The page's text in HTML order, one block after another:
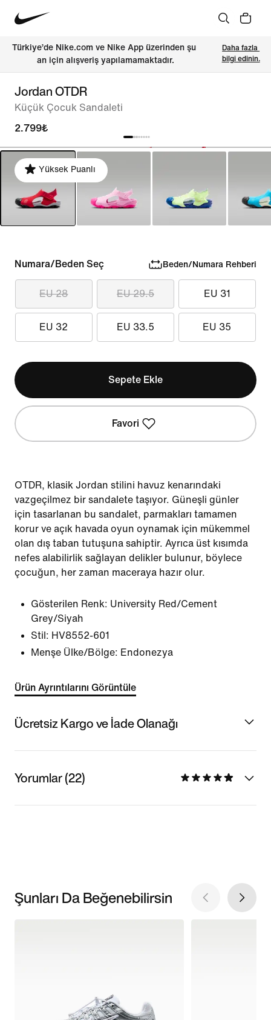
Türkiye’de Nike.com ve Nike App üzerinden şu
an için alışveriş yapılamamaktadır.
Daha fazla
bilgi edinin.
Jordan OTDR
Küçük Çocuk Sandaleti
2.799₺
Yüksek Puanlı
Numara/Beden Seç Beden/Numara Rehberi
EU 28 EU 29.5 EU 31
EU 32 EU 33.5 EU 35
Sepete Ekle
Favori
OTDR, klasik Jordan stilini havuz kenarındaki
vazgeçilmez bir sandalete taşıyor. Güneşli günler
için tasarlanan bu sandalet, parmakları tamamen
korur ve açık havada oyun oynamak için mükemmel
olan dış taban tutuşuna sahiptir. Ayrıca üst kısımda
nefes alabilirlik sağlayan delikler bulunur, böylece
çocuğun, her zaman maceraya hazır olur.
Gösterilen Renk: University Red/Cement
Grey/Siyah
Stil: HV8552-601
Menşe Ülke/Bölge: Endonezya
Ürün Ayrıntılarını Görüntüle
Ücretsiz Kargo ve İade Olanağı
Yorumlar (22)
Şunları Da Beğenebilirsin